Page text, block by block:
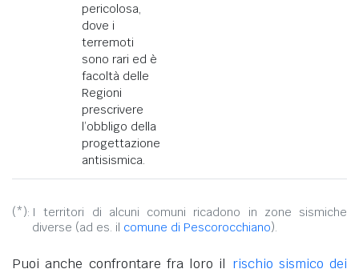
pericolosa,
dove i
terremoti
sono rari ed è
facoltà delle
Regioni
prescrivere
l’obbligo della
progettazione
antisismica.
(*): I territori di alcuni comuni ricadono in zone sismiche
diverse (ad es. il comune di Pescorocchiano).
Puoi anche confrontare fra loro il rischio sismico dei